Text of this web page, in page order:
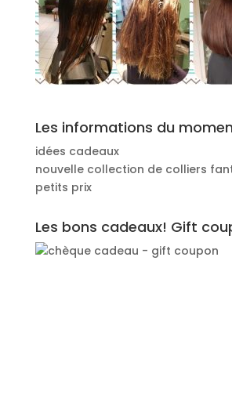
Les informations du
idées cadeaux
nouvelle collection de colliers
petits prix
Les bons cadeaux! Gift